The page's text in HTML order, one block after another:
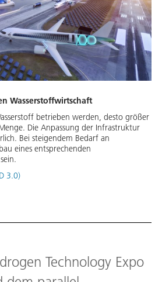
Wasserstoffwirtschaft
betrieben werden, desto größer
Die Anpassung der Infrastruktur
Bei steigendem Bedarf an
eines entsprechenden
3.0)
Technology Expo